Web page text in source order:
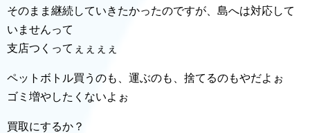
そのまま継続していきたかったのですが、島へは対応して
いませんって
支店つくってぇぇぇぇ
ペットボトル買うのも、運ぶのも、捨てるのもやだよぉ
ゴミ増やしたくないよぉ
買取にするか？